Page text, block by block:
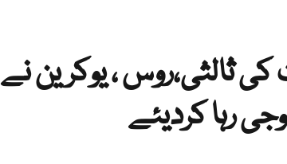
ثالثی،روس ، یوکرین نے
رہا کردیئے